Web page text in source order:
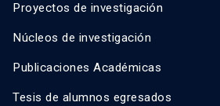
Proyectos de investigación
Núcleos de investigación
Publicaciones Académicas
Tesis de alumnos egresados